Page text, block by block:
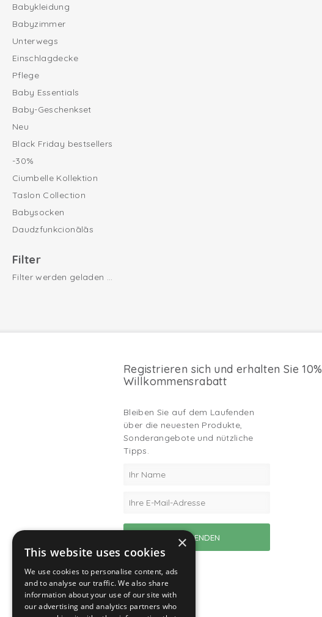
Babykleidung
Babyzimmer
Unterwegs
Einschlagdecke
Pflege
Baby Essentials
Baby-Geschenkset
Neu
Black Friday bestsellers
-30%
Ciumbelle Kollektion
Taslon Collection
Babysocken
Daudzfunkcionālās
Filter
Filter werden geladen ...
Registrieren sich und erhalten Sie 10%
Willkommensrabatt
Bleiben Sie auf dem Laufenden
über die neuesten Produkte,
Sonderangebote und nützliche
Tipps.
×
This website uses cookies
We use cookies to personalise content, ads
and to analyse our traffic. We also share
information about your use of our site with
our advertising and analytics partners who